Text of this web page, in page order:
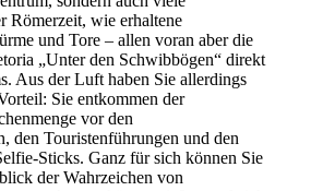
Römerzeit, wie erhaltene
und Tore – allen voran aber die
„Unter den Schwibbögen“ direkt
Aus der Luft haben Sie allerdings
Sie entkommen der
vor den
den Touristenführungen und den
Sticks. Ganz für sich können Sie
der Wahrzeichen von